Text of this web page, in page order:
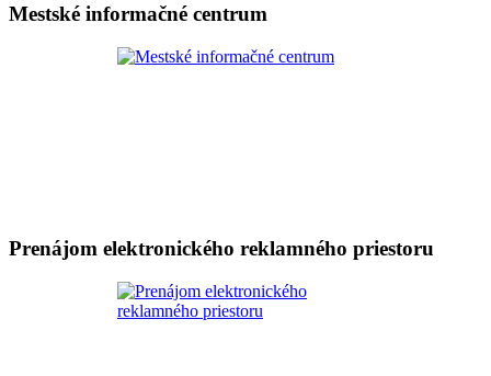
Mestské informačné centrum
Prenájom elektronického reklamného priestoru